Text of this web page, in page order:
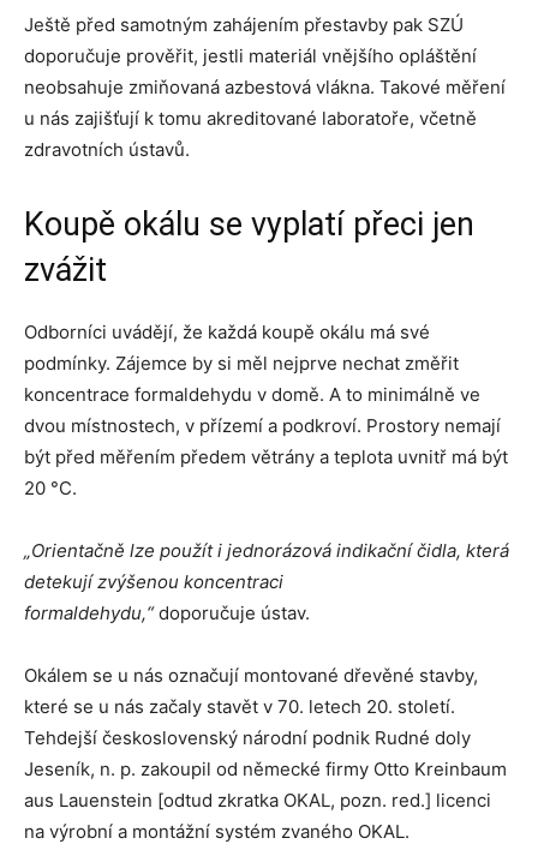
Ještě před samotným zahájením přestavby pak SZÚ
doporučuje prověřit, jestli materiál vnějšího opláštění
neobsahuje zmiňovaná azbestová vlákna. Takové měření
u nás zajišťují k tomu akreditované laboratoře, včetně
zdravotních ústavů.
Koupě okálu se vyplatí přeci jen
zvážit
Odborníci uvádějí, že každá koupě okálu má své
podmínky. Zájemce by si měl nejprve nechat změřit
koncentrace formaldehydu v domě. A to minimálně ve
dvou místnostech, v přízemí a podkroví. Prostory nemají
být před měřením předem větrány a teplota uvnitř má být
20 °C.
„Orientačně lze použít i jednorázová indikační čidla, která
detekují zvýšenou koncentraci
formaldehydu,“doporučuje ústav.
Okálem se u nás označují montované dřevěné stavby,
které se u nás začaly stavět v 70. letech 20. století.
Tehdejší československý národní podnik Rudné doly
Jeseník, n. p. zakoupil od německé firmy Otto Kreinbaum
aus Lauenstein [odtud zkratka OKAL, pozn. red.] licenci
na výrobní a montážní systém zvaného OKAL.